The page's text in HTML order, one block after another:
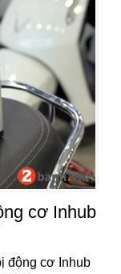
cơ Inhub
động cơ Inhub